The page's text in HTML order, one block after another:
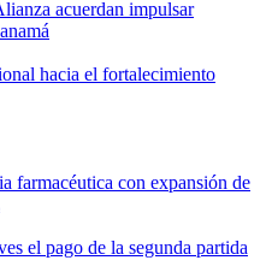
acuerdan impulsar
hacia el fortalecimiento
farmacéutica con expansión de
el pago de la segunda partida